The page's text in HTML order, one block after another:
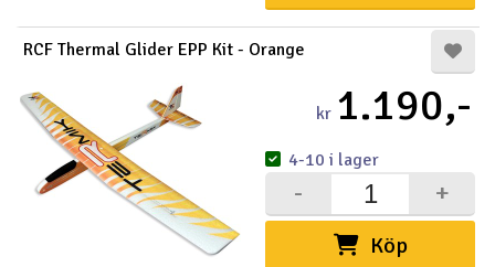
RCF Thermal Glider EPP Kit - Orange
kr 1.190,-
Köp
+
-
4-10 i lager